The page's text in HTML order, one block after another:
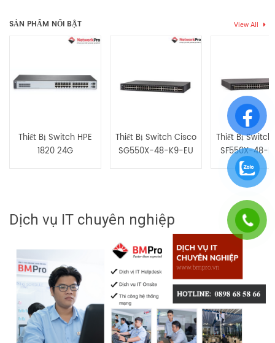
Hãy là người đầu tiên nhận xét “Thiết bị chuyển mạch Cambium
cnMatrix EX1010-P”
SẢN PHẨM NỔI BẬT View All
Thiết Bị Switch HPE
1820 24G
Thiết Bị Switch Cisco
SG550X-48-K9-EU
Thiết Bị
SF550X-48-
Dịch vụ IT chuyên nghiệp